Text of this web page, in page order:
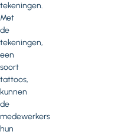
tekeningen.
Met
de
tekeningen,
een
soort
tattoos,
kunnen
de
medewerkers
hun